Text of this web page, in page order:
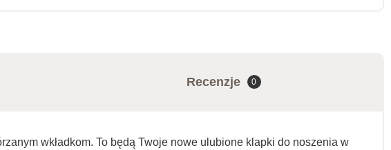
Recenzje 0
wkładkom. To będą Twoje nowe ulubione klapki do noszenia w